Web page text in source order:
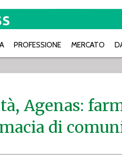
PROFESSIONE MERCATO
Agenas:
di